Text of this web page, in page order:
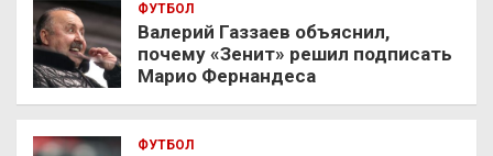
ФУТБОЛ
Валерий Газзаев объяснил,
почему «Зенит» решил подписать
Марио Фернандеса
ФУТБОЛ